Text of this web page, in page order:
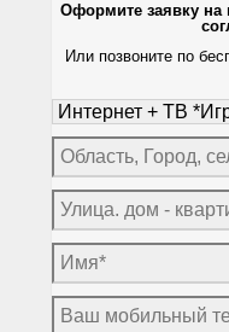
Оформите заявку
Или позвоните по